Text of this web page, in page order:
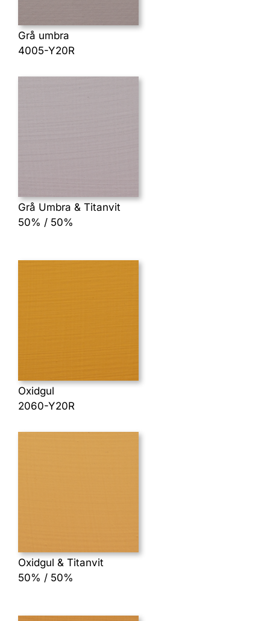
Grå umbra
4005-Y20R
Grå Umbra & Titanvit
50% / 50%
Oxidgul
2060-Y20R
Oxidgul & Titanvit
50% / 50%